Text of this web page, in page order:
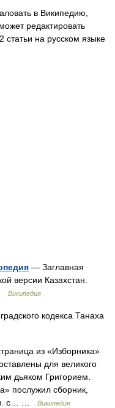
в Википедию,
редактировать
на русском языке
— Заглавная
версии Казахстан.
Википедия
кодекса Танаха
из «Изборника»
для великого
дьяком Григорием.
послужил сборник,
в. с… …
Википедия